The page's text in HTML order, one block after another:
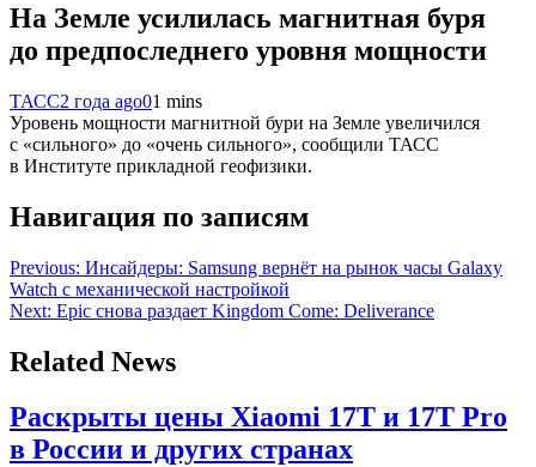
На Земле усилилась магнитная буря
до предпоследнего уровня мощности
ТАСС2 года ago01 mins
Уровень мощности магнитной бури на Земле увеличился
с «сильного» до «очень сильного», сообщили ТАСС
в Институте прикладной геофизики.
Навигация по записям
Previous: Инсайдеры: Samsung вернёт на рынок часы Galaxy
Watch с механической настройкой
Next: Epic снова раздает Kingdom Come: Deliverance
Related News
Раскрыты цены Xiaomi 17T и 17T Pro
в России и других странах